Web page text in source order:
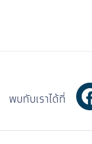
พบกับเราได้ที่